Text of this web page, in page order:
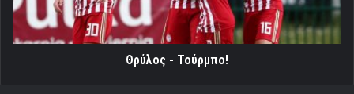
Θρύλος - Τούρμπο!